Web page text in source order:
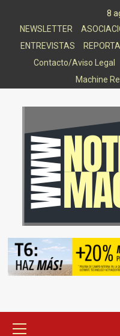
8
NEWSLETTER
ENTREVISTAS
Contacto/Aviso Legal
Machine
principal